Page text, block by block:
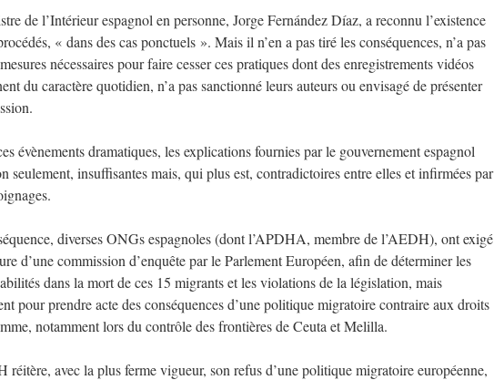
de l’Intérieur espagnol en personne, Jorge Fernández Díaz, a reconnu l’existence
« dans des cas ponctuels ». Mais il n’en a pas tiré les conséquences, n’a pas
nécessaires pour faire cesser ces pratiques dont des enregistrements vidéos
du caractère quotidien, n’a pas sanctionné leurs auteurs ou envisagé de présenter
évènements dramatiques, les explications fournies par le gouvernement espagnol
seulement, insuffisantes mais, qui plus est, contradictoires entre elles et infirmées par
diverses ONGs espagnoles (dont l’APDHA, membre de l’AEDH), ont exigé
d’une commission d’enquête par le Parlement Européen, afin de déterminer les
dans la mort de ces 15 migrants et les violations de la législation, mais
pour prendre acte des conséquences d’une politique migratoire contraire aux droits
notamment lors du contrôle des frontières de Ceuta et Melilla.
réitère, avec la plus ferme vigueur, son refus d’une politique migratoire européenne,